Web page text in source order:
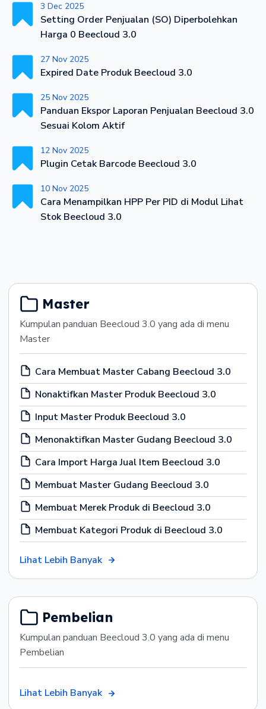
3 Dec 2025
Setting Order Penjualan (SO) Diperbolehkan
Harga 0 Beecloud 3.0
27 Nov 2025
Expired Date Produk Beecloud 3.0
25 Nov 2025
Panduan Ekspor Laporan Penjualan Beecloud 3.0
Sesuai Kolom Aktif
12 Nov 2025
Plugin Cetak Barcode Beecloud 3.0
10 Nov 2025
Cara Menampilkan HPP Per PID di Modul Lihat
Stok Beecloud 3.0
Master
Kumpulan panduan Beecloud 3.0 yang ada di menu
Master
Cara Membuat Master Cabang Beecloud 3.0
Nonaktifkan Master Produk Beecloud 3.0
Input Master Produk Beecloud 3.0
Menonaktifkan Master Gudang Beecloud 3.0
Cara Import Harga Jual Item Beecloud 3.0
Membuat Master Gudang Beecloud 3.0
Membuat Merek Produk di Beecloud 3.0
Membuat Kategori Produk di Beecloud 3.0
Lihat Lebih Banyak
Pembelian
Kumpulan panduan Beecloud 3.0 yang ada di menu
Pembelian
Lihat Lebih Banyak